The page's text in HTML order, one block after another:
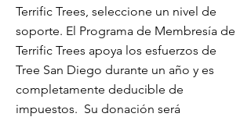
Terrific Trees, seleccione un nivel de
soporte. El Programa de Membresía de
Terrific Trees apoya los esfuerzos de
Tree San Diego durante un año y es
completamente deducible de
impuestos. Su donación será